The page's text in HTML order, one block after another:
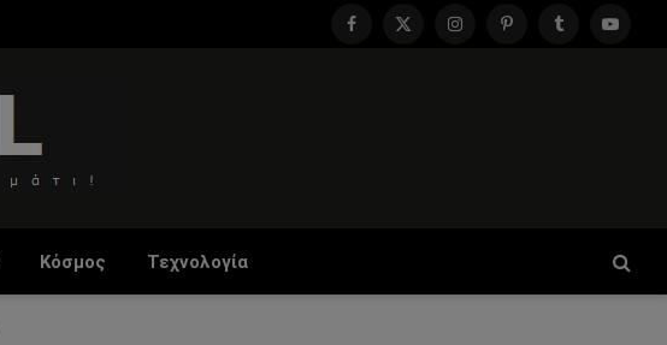
Facebook
X
InstagramPinterestTumblr
Κόσμος Τεχνολογία